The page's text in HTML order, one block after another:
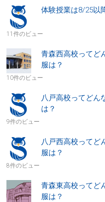
体験授業は8/25以
11件のビュー
青森西高校ってど
服は？
10件のビュー
八戸高校ってどん
は？
9件のビュー
八戸西高校ってど
服は？
8件のビュー
青森東高校ってど
服は？